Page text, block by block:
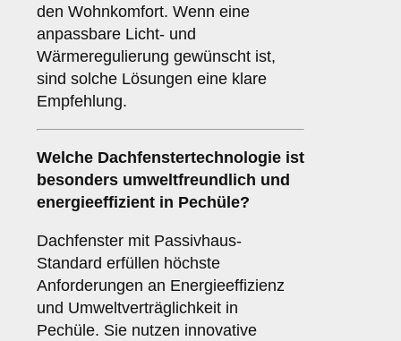
den Wohnkomfort. Wenn eine
anpassbare Licht- und
Wärmeregulierung gewünscht ist,
sind solche Lösungen eine klare
Empfehlung.
Welche Dachfenstertechnologie ist
besonders umweltfreundlich und
energieeffizient in Pechüle?
Dachfenster mit Passivhaus-
Standard erfüllen höchste
Anforderungen an Energieeffizienz
und Umweltverträglichkeit in
Pechüle. Sie nutzen innovative